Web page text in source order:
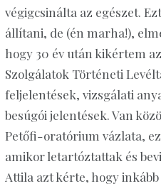
végigcsinálta az egészet.
állítani, de (én marha!),
hogy 30 év után kikértem
Szolgálatok Történeti
feljelentések, vizsgálati
besúgói jelentések. Van
Petőfi-oratórium vázlata,
amikor letartóztattak és
Attila azt kérte, hogy